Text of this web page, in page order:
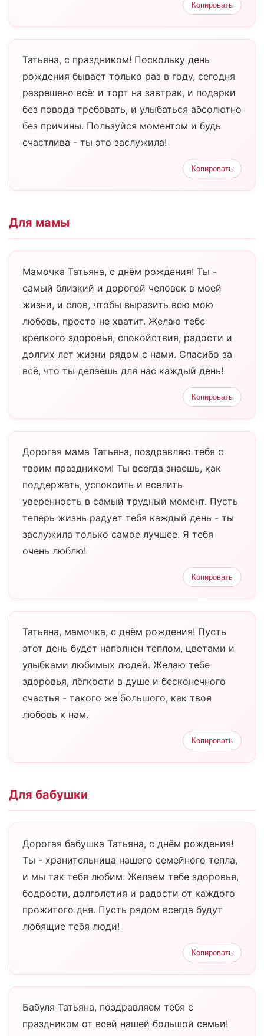
Копировать
Татьяна, с праздником! Поскольку день
рождения бывает только раз в году, сегодня
разрешено всё: и торт на завтрак, и подарки
без повода требовать, и улыбаться абсолютно
без причины. Пользуйся моментом и будь
счастлива - ты это заслужила!
Копировать
Для мамы
Мамочка Татьяна, с днём рождения! Ты -
самый близкий и дорогой человек в моей
жизни, и слов, чтобы выразить всю мою
любовь, просто не хватит. Желаю тебе
крепкого здоровья, спокойствия, радости и
долгих лет жизни рядом с нами. Спасибо за
всё, что ты делаешь для нас каждый день!
Копировать
Дорогая мама Татьяна, поздравляю тебя с
твоим праздником! Ты всегда знаешь, как
поддержать, успокоить и вселить
уверенность в самый трудный момент. Пусть
теперь жизнь радует тебя каждый день - ты
заслужила только самое лучшее. Я тебя
очень люблю!
Копировать
Татьяна, мамочка, с днём рождения! Пусть
этот день будет наполнен теплом, цветами и
улыбками любимых людей. Желаю тебе
здоровья, лёгкости в душе и бесконечного
счастья - такого же большого, как твоя
любовь к нам.
Копировать
Для бабушки
Дорогая бабушка Татьяна, с днём рождения!
Ты - хранительница нашего семейного тепла,
и мы так тебя любим. Желаем тебе здоровья,
бодрости, долголетия и радости от каждого
прожитого дня. Пусть рядом всегда будут
любящие тебя люди!
Копировать
Бабуля Татьяна, поздравляем тебя с
праздником от всей нашей большой семьи!